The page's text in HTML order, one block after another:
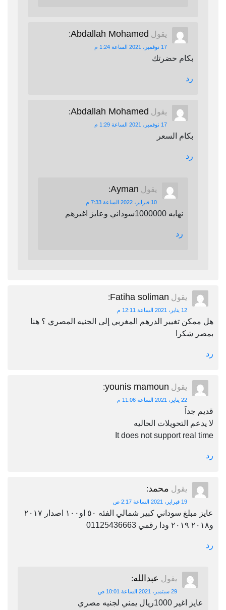
يقول Abdallah Mohamed
:
17 نوفمبر، 2021 الساعة 1:24 م
بكام حضرتك
رد
يقول Abdallah Mohamed
:
17 نوفمبر، 2021 الساعة 1:29 م
بكام السعر
رد
يقول Ayman
:
10 فبراير، 2022 الساعة 7:33 م
نهايه 1000000سوداني وعايز اغيرهم
رد
يقول Fatiha soliman
:
12 يناير، 2021 الساعة 12:11 م
هل ممكن تغيير الدرهم المغربي إلى الجنيه المصري ؟ هنا
بمصر شكرا
رد
يقول younis mamoun
:
22 يناير، 2021 الساعة 11:06 م
قديم جداَ
لا يدعم التحويلات الحاليه
It does not support real time
رد
يقول محمد:
19 فبراير، 2021 الساعة 2:17 ص
عايز مبلغ سوداني كبير شمالي الفئه ٥٠ او١٠٠ اصدار ٢٠١٧
و٢٠١٨ ٢٠١٩ ودا رقمي 01125436663
رد
يقول عبدالله:
29 سبتمبر، 2021 الساعة 10:01 ص
عايز اغير 1000ريال يمني لجنيه مصري